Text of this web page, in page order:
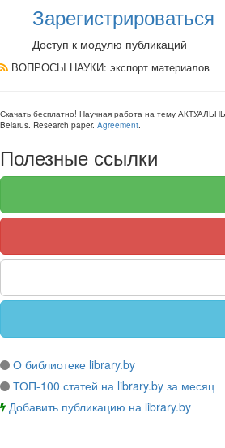
Зарегистрироваться
Доступ к модулю публикаций
ВОПРОСЫ НАУКИ: экспорт материалов
Скачать бесплатно! Научная работа на тему
Belarus. Research paper. Agreement.
Полезные ссылки
О библиотеке library.by
ТОП-100 статей на library.by за месяц
Добавить публикацию на library.by